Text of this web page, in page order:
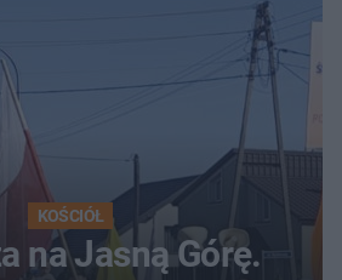
KOŚCIÓŁ
na Jasną Górę.